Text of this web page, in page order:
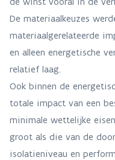
De materiaalkeuzes
materiaalgerelateerde
en alleen energetische
relatief laag.
Ook binnen de
totale impact van een
minimale wettelijke
groot als die van de
isolatieniveau en